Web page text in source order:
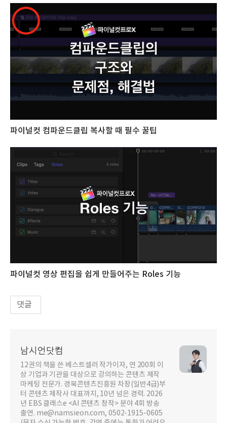
파이널컷 컴파운드클립 복사할 때 필수 꿀팁
파이널컷 영상 편집을 쉽게 만들어주는 Roles 기능
댓글
남시언닷컴
12권의 책을 쓴 베스트셀러 작가이자, 연 200회 이
상 기업과 기관을 대상으로 강의하는 콘텐츠 제작
마케팅 전문가. 경북콘텐츠진흥원 차장(일반4급)부
터 콘텐츠 제작사 대표까지, 10년 넘은 경력. 2026
년 EBS 클래스e <AI 콘텐츠 창작> 분야 4회 방송
출연. me@namsieon.com, 0502-1915-0605